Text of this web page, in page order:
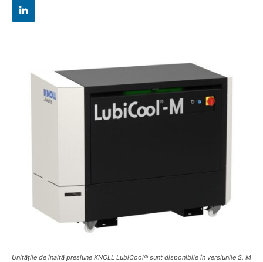
Unitățile de înaltă presiune KNOLL LubiCool® sunt disponibile în versiunile S, M